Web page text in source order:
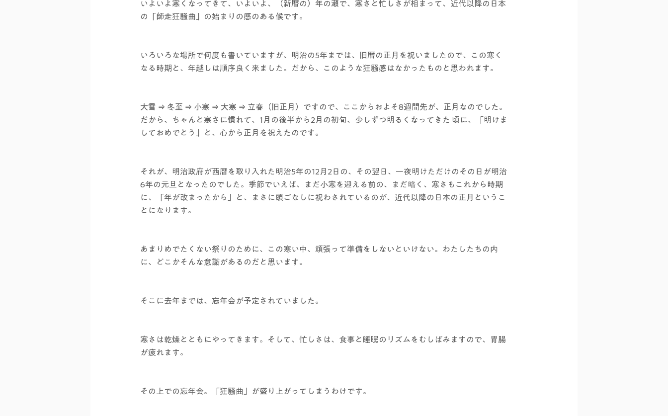
いよいよ寒くなってきて、いよいよ、（新暦の）年の瀬で、寒さと忙しさが相まって、近代以降の日本
の「師走狂騒曲」の始まりの感のある候です。
いろいろな場所で何度も書いていますが、明治の5年までは、旧暦の正月を祝いましたので、この寒く
なる時期と、年越しは順序良く来ました。だから、このような狂騒感はなかったものと思われます。
大雪 ⇒ 冬至 ⇒ 小寒 ⇒ 大寒 ⇒ 立春（旧正月）ですので、ここからおよそ8週間先が、正月なのでした。
だから、ちゃんと寒さに慣れて、1月の後半から2月の初旬、少しずつ明るくなってきた 頃に、「明けま
しておめでとう」と、心から正月を祝えたのです。
それが、明治政府が西暦を取り入れた明治5年の12月2日の、その翌日、一夜明けただけのその日が明治
6年の元旦となったのでした。季節でいえば、まだ小寒を迎える前の、まだ暗く、寒さもこれから時期
に、「年が改まったから」と、まさに頭ごなしに祝わされているのが、近代以降の日本の正月というこ
とになります。
あまりめでたくない祭りのために、この寒い中、頑張って準備をしないといけない。わたしたちの内
に、どこかそんな意識があるのだと思います。
そこに去年までは、忘年会が予定されていました。
寒さは乾燥とともにやってきます。そして、忙しさは、食事と睡眠のリズムをむしばみますので、胃腸
が疲れます。
その上での忘年会。「狂騒曲」が盛り上がってしまうわけです。